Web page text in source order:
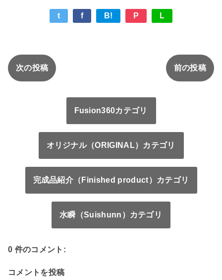
t f B! P L
次の投稿 前の投稿
Fusion360カテゴリ
オリジナル（ORIGINAL）カテゴリ
完成品紹介（Finished product）カテゴリ
水瞬（Suishunn）カテゴリ
0 件のコメント:
コメントを投稿